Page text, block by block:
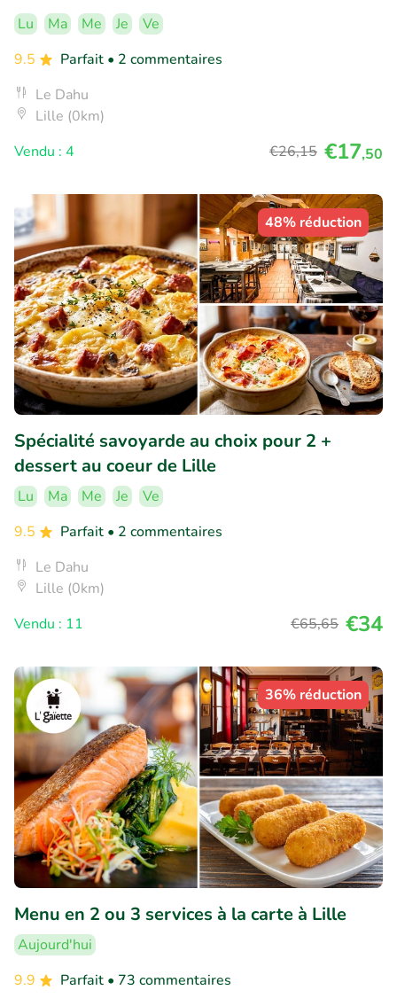
Lu Ma Me Je
Ve
9.5
Parfait • 2 commentaires
Le Dahu
Lille (0km)
Vendu : 4
€26,15 €17,50
48% réduction
Spécialité savoyarde au choix pour 2 +
dessert au coeur de Lille
Lu Ma Me Je
Ve
9.5
Parfait • 2 commentaires
Le Dahu
Lille (0km)
Vendu : 11
€65,65 €34
36% réduction
Menu en 2 ou 3 services à la carte à Lille
Aujourd'hui
9.9
Parfait • 73 commentaires